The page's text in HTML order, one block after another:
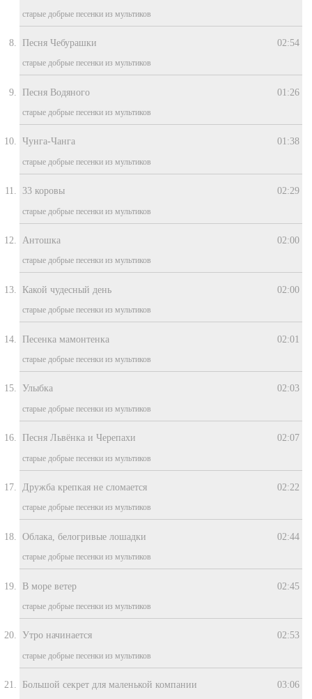
старые добрые песенки из мультиков
Песня Чебурашки 02:54
старые добрые песенки из мультиков
Песня Водяного 01:26
старые добрые песенки из мультиков
Чунга-Чанга 01:38
старые добрые песенки из мультиков
33 коровы 02:29
старые добрые песенки из мультиков
Антошка 02:00
старые добрые песенки из мультиков
Какой чудесный день 02:00
старые добрые песенки из мультиков
Песенка мамонтенка 02:01
старые добрые песенки из мультиков
Улыбка 02:03
старые добрые песенки из мультиков
Песня Львёнка и Черепахи 02:07
старые добрые песенки из мультиков
Дружба крепкая не сломается 02:22
старые добрые песенки из мультиков
Облака, белогривые лошадки 02:44
старые добрые песенки из мультиков
В море ветер 02:45
старые добрые песенки из мультиков
Утро начинается 02:53
старые добрые песенки из мультиков
Большой секрет для маленькой компании 03:06